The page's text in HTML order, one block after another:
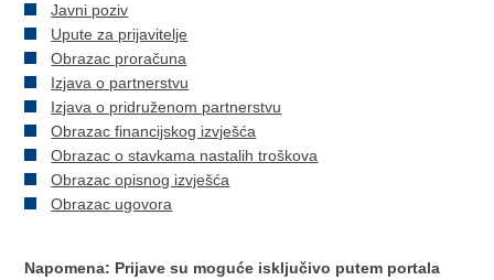
Javni poziv
Upute za prijavitelje
Obrazac proračuna
Izjava o partnerstvu
Izjava o pridruženom partnerstvu
Obrazac financijskog izvješća
Obrazac o stavkama nastalih troškova
Obrazac opisnog izvješća
Obrazac ugovora
Napomena: Prijave su moguće isključivo putem portala